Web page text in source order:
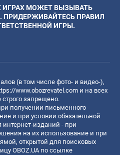
ИГРАХ МОЖЕТ ВЫЗЫВАТЬ
ПРАВИЛ
ИГРЫ.
(в том числе фото- и видео-),
www.obozrevatel.com и на всех
запрещено.
получении письменного
и при условии обязательной
интернет-изданий - при
на их использование и при
открытой для поисковых
OBOZ.UA по ссылке